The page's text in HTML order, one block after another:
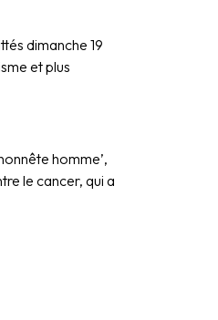
dimanche 19
et plus
homme’,
le cancer, qui a